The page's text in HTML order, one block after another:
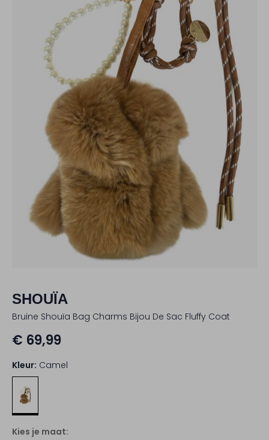
SHOUÏA
Bruine Shouïa Bag Charms Bijou De Sac Fluffy Coat
€ 69,99
Kleur: Camel
Kies je maat: